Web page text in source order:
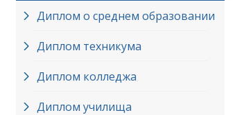
Диплом о среднем образовании
Диплом техникума
Диплом колледжа
Диплом училища